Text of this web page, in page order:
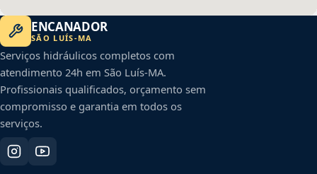
ENCANADOR
SÃO LUÍS-MA
Serviços hidráulicos completos com
atendimento 24h em São Luís-MA.
Profissionais qualificados, orçamento sem
compromisso e garantia em todos os
serviços.